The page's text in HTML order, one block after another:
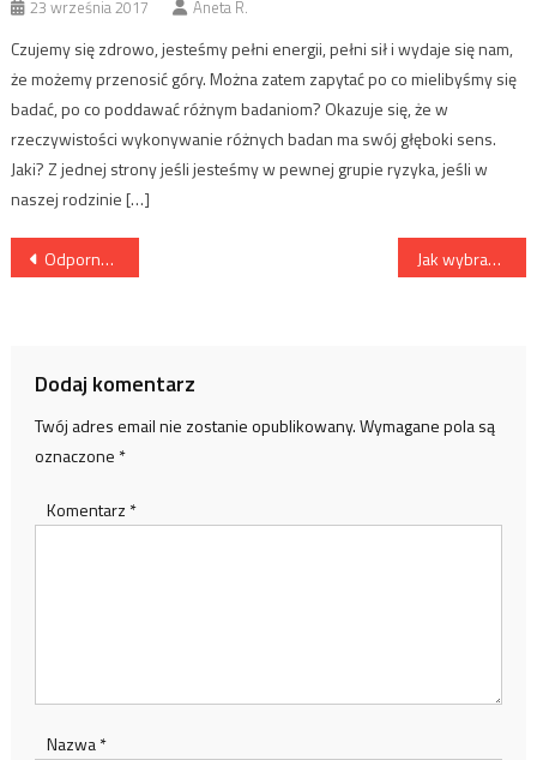
23 września 2017 Aneta R.
Czujemy się zdrowo, jesteśmy pełni energii, pełni sił i wydaje się nam,
że możemy przenosić góry. Można zatem zapytać po co mielibyśmy się
badać, po co poddawać różnym badaniom? Okazuje się, że w
rzeczywistości wykonywanie różnych badan ma swój głęboki sens.
Jaki? Z jednej strony jeśli jesteśmy w pewnej grupie ryzyka, jeśli w
naszej rodzinie […]
Nawigacja
Odporność na infekcje Jak wybrać najlepszą poduszkę do spania na boku?
Dodaj komentarz
Twój adres email nie zostanie opublikowany.Wymagane pola są
oznaczone *
Komentarz *
Nazwa*